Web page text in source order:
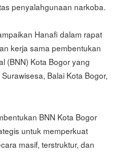
penyalahgunaan narkoba.
Hanafi dalam rapat
kerja sama pembentukan
(BNN) Kota Bogor yang
Balai Kota Bogor,
BNN Kota Bogor
untuk memperkuat
masif, terstruktur, dan